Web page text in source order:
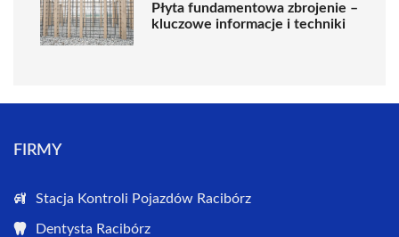
Płyta fundamentowa zbrojenie –
kluczowe informacje i techniki
FIRMY
Stacja Kontroli Pojazdów Racibórz
Dentysta Racibórz